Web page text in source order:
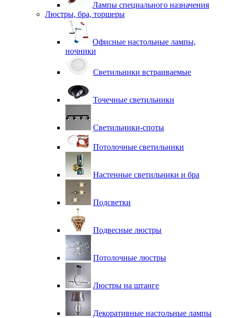
Лампы специального назначения
Люстры, бра, торшеры
Офисные настольные лампы,
ночники
Светильники встраиваемые
Точечные светильники
Светильники-споты
Потолочные светильники
Настенные светильники и бра
Подсветки
Подвесные люстры
Потолочные люстры
Люстры на штанге
Декоративные настольные лампы